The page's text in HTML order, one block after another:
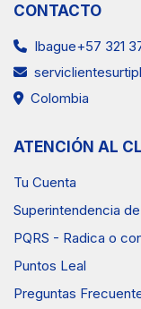
CONTACTO
Ibague+57 321
Colombia
ATENCIÓN AL
Tu Cuenta
Superintendencia
PQRS - Radica o
Puntos Leal
Preguntas